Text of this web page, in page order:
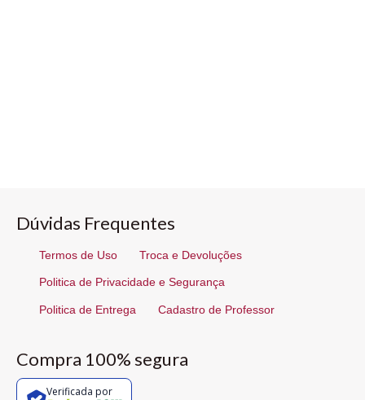
Dúvidas Frequentes
Termos de Uso Troca e Devoluções
Politica de Privacidade e Segurança
Politica de Entrega Cadastro de Professor
Compra 100% segura
Verificada por